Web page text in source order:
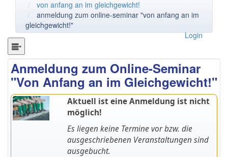
von anfang an im gleichgewicht!
anmeldung zum online-seminar "von anfang an im
gleichgewicht!"
Login
Anmeldung zum Online-Seminar
"Von Anfang an im Gleichgewicht!"
Aktuell ist eine Anmeldung ist nicht
möglich!
Es liegen keine Termine vor bzw. die
ausgeschriebenen Veranstaltungen sind
ausgebucht.